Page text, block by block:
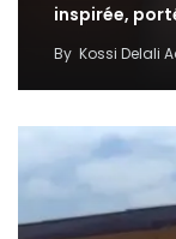
inspirée,
By Kossi Delali